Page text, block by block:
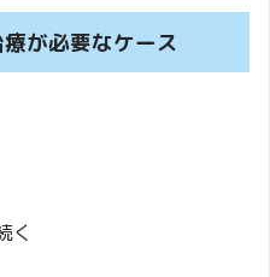
が必要なケース
く